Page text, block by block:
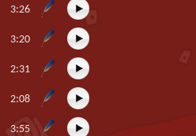
3:26
3:20
2:31
2:08
3:55